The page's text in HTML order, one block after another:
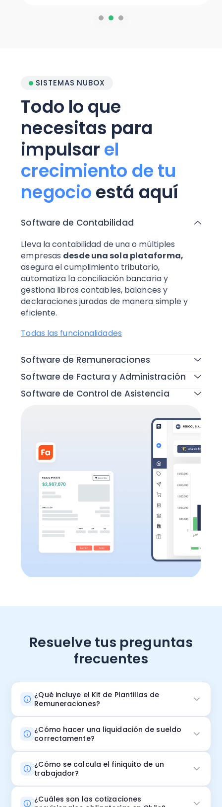
SISTEMAS NUBOX
Todo lo que
necesitas para
impulsar el
crecimiento de tu
negocio está aquí
Software de Contabilidad
Lleva la contabilidad de una o múltiples
empresas desde una sola plataforma,
asegura el cumplimiento tributario,
automatiza la conciliación bancaria y
gestiona libros contables, balances y
declaraciones juradas de manera simple y
eficiente.
Todas las funcionalidades
Software de Remuneraciones
Software de Factura y Administración
Todas las funcionalidades
Software de Control de Asistencia
Todas las funcionalidades
Resuelve tus preguntas
frecuentes
¿Qué incluye el Kit de Plantillas de
Remuneraciones?
¿Cómo hacer una liquidación de sueldo
correctamente?
¿Cómo se calcula el finiquito de un
trabajador?
¿Cuáles son las cotizaciones